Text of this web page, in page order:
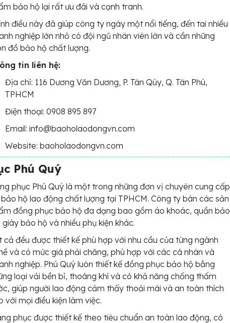
bảo hộ lại rất ưu đãi và cạnh tranh.
điều này đã giúp công ty ngày một nổi tiếng, đến tai nhiều
nghiệp lớn nhỏ có đội ngũ nhân viên lớn và cần những
đồ bảo hộ chất lượng.
tin liên hệ:
Địa chỉ: 116 Dương Văn Dương, P. Tân Qúy, Q. Tân Phú,
TPHCM
Điện thoại: 0908 895 897
Email: info@baoholaodongvn.com
Website: baoholaodongvn.com
Phú Quý
phục Phú Quý là một trong những đơn vị chuyên cung cấp
hộ lao động chất lượng tại TPHCM. Công ty bán các sản
đồng phục bảo hộ đa dạng bao gồm áo khoác, quần bảo
giày bảo hộ và nhiều phụ kiện khác.
cả đều được thiết kế phù hợp với nhu cầu của từng ngành
và có mức giá phải chăng, phù hợp với các cá nhân và
nghiệp. Phú Quý luôn thiết kế đồng phục bảo hộ bằng
loại vải bền bỉ, thoáng khí và có khả năng chống thấm
giúp người lao động cảm thấy thoải mái và an toàn thích
với mọi điều kiện làm việc.
phục được thiết kế theo tiêu chuẩn an toàn lao động, có